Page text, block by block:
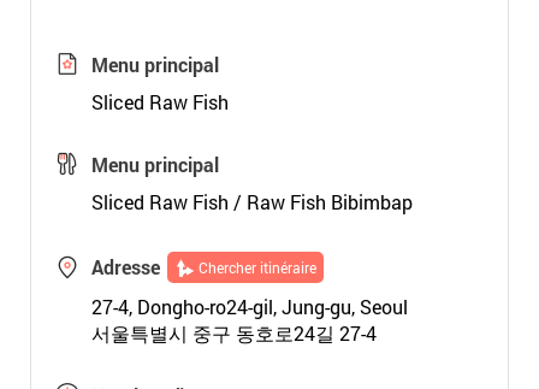
Menu principal
Sliced Raw Fish
Menu principal
Sliced Raw Fish / Raw Fish Bibimbap
Adresse Chercher itinéraire
27-4, Dongho-ro24-gil, Jung-gu, Seoul
서울특별시 중구 동호로24길 27-4